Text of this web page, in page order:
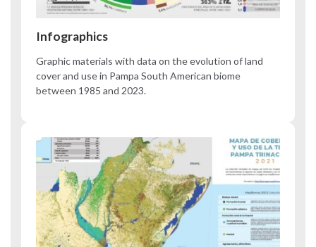
Infographics
Graphic materials with data on the evolution of land
cover and use in Pampa South American biome
between 1985 and 2023.